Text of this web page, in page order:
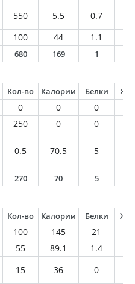
550 5.5 0.7
100 44 1.1
680 169 1
Кол-во Калории Белки
0 0 0
250 0 0
0.5 70.5 5
270 70 5
Кол-во Калории Белки
100 145 21
55 89.1 1.4
15 36 0